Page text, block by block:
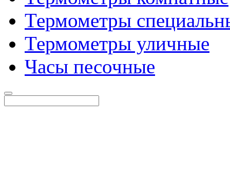
Термометры
Термометры уличные
Часы песочные